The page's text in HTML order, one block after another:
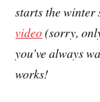
starts the winter
video(sorry,
you’ve always
works!